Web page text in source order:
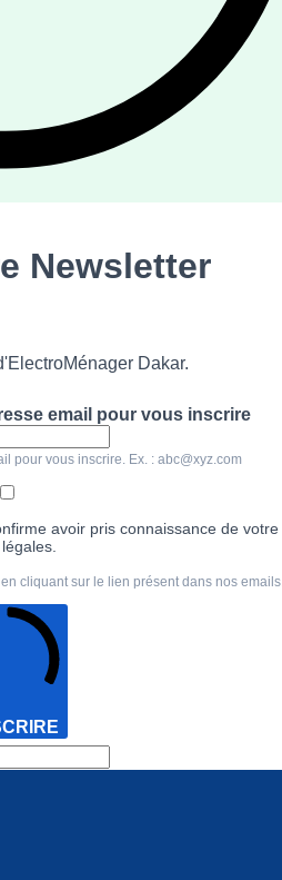
Newsletter
Dakar.
email pour vous inscrire
pour vous inscrire. Ex. : abc@xyz.com
avoir pris connaissance de votre
cliquant sur le lien présent dans nos emails.